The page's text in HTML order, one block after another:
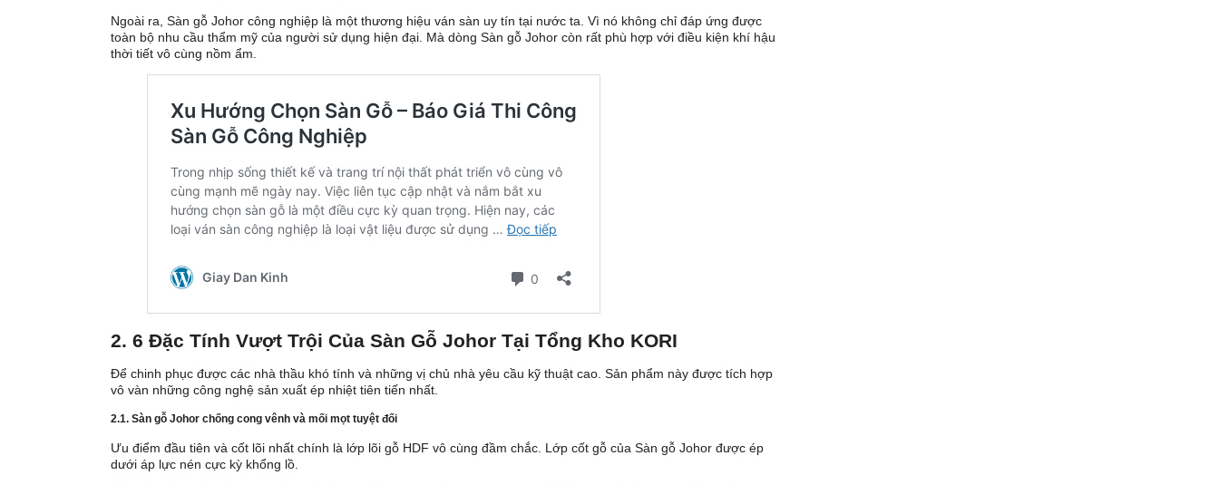
Ngoài ra, Sàn gỗ Johor công nghiệp là một thương hiệu ván sàn uy tín tại nước ta. Vì nó không chỉ đáp ứng được
toàn bộ nhu cầu thẩm mỹ của người sử dụng hiện đại. Mà dòng Sàn gỗ Johor còn rất phù hợp với điều kiện khí hậu
thời tiết vô cùng nồm ẩm.
2. 6 Đặc Tính Vượt Trội Của Sàn Gỗ Johor Tại Tổng Kho KORI
Để chinh phục được các nhà thầu khó tính và những vị chủ nhà yêu cầu kỹ thuật cao. Sản phẩm này được tích hợp
vô vàn những công nghệ sản xuất ép nhiệt tiên tiến nhất.
2.1. Sàn gỗ Johor chống cong vênh và mối mọt tuyệt đối
Ưu điểm đầu tiên và cốt lõi nhất chính là lớp lõi gỗ HDF vô cùng đầm chắc. Lớp cốt gỗ của Sàn gỗ Johor được ép
dưới áp lực nén cực kỳ khổng lồ.